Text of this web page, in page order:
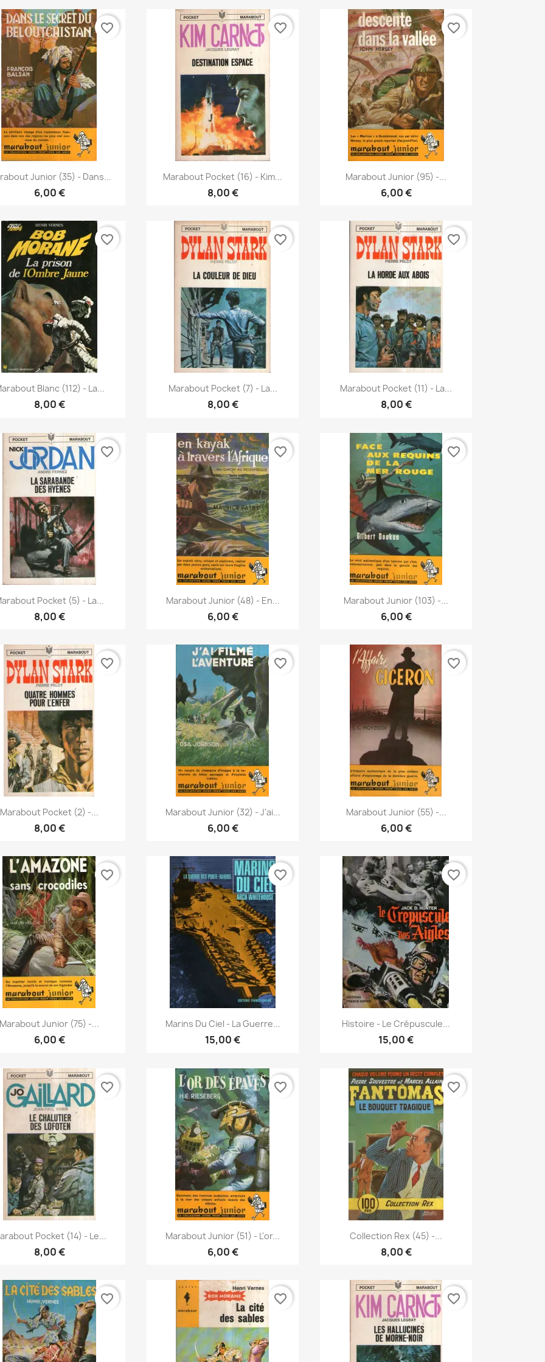
Vorschau
Junior (35) - Dans...
6,00 €
favorite_border
Vorschau
Marabout Pocket (16) - Kim...
8,00 €
favorite_border
Vorschau
Marabout Junior (95) -...
6,00 €
favorite_border
Vorschau
Blanc (112) - La...
8,00 €
favorite_border
Vorschau
Marabout Pocket (7) - La...
8,00 €
favorite_border
Vorschau
Marabout Pocket (11) - La...
8,00 €
favorite_border
Vorschau
Pocket (5) - La...
8,00 €
favorite_border
 Vorschau
Marabout Junior (48) - En...
6,00 €
favorite_border
Vorschau
Marabout Junior (103) -...
6,00 €
favorite_border
Vorschau
Marabout Pocket (2) -...
8,00 €
favorite_border
 Vorschau
Marabout Junior (32) - J'ai...
6,00 €
favorite_border
Vorschau
Marabout Junior (55) -...
6,00 €
favorite_border
Vorschau
Marabout Junior (75) -...
6,00 €
favorite_border
Vorschau
Marins Du Ciel - La Guerre...
15,00 €
favorite_border
Vorschau
Histoire - Le Crépuscule...
15,00 €
favorite_border
Vorschau
Pocket (14) - Le...
8,00 €
favorite_border
 Vorschau
Marabout Junior (51) - L'or...
6,00 €
favorite_border
Vorschau
Collection Rex (45) -...
8,00 €
favorite_border
favorite_border favorite_border favorite_border